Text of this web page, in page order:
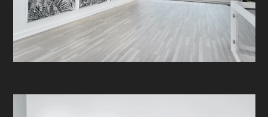
være latterlig relevant i forhold til
den nærmeste fremtid og.
Den motsigelsesfulle, og på samme